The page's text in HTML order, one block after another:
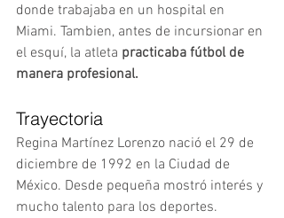
donde trabajaba en un hospital en
Miami. Tambien, antes de incursionar en
el esquí, la atleta practicaba fútbol de
manera profesional.
Trayectoria
Regina Martínez Lorenzo nació el 29 de
diciembre de 1992 en la Ciudad de
México. Desde pequeña mostró interés y
mucho talento para los deportes.